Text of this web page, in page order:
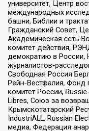
университет, Центр
международных
башни, Библии и
Гражданский Совет,
Академическая сеть
комитет действия,
демократию в России,
журналистов-
Свободная Россия
Рейн-Вестфалия, Фонд
комитет России,
Libres, Союз за
Крымскотатарский
IndustriALL, Russian
медиа, Федерация